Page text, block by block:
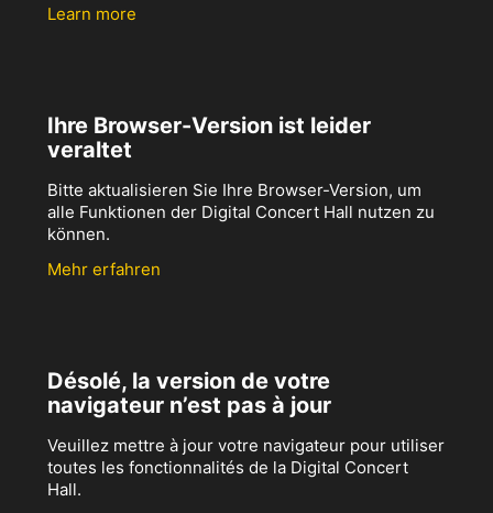
Learn more
Ihre Browser-Version ist leider
veraltet
Bitte aktualisieren Sie Ihre Browser-Version, um
alle Funktionen der Digital Concert Hall nutzen zu
können.
Mehr erfahren
Désolé, la version de votre
navigateur n’est pas à jour
Veuillez mettre à jour votre navigateur pour utiliser
toutes les fonctionnalités de la Digital Concert
Hall.